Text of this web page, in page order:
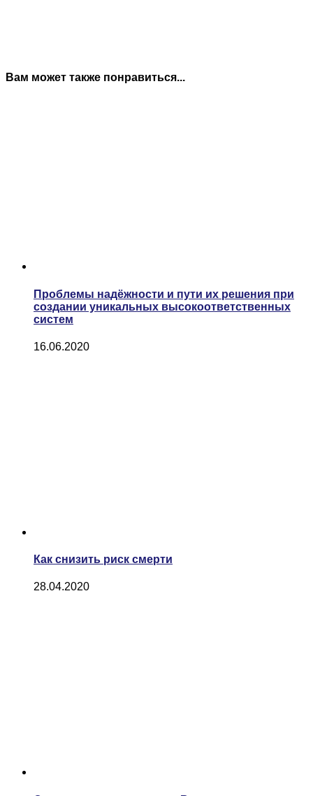
Вам может также понравиться...
Проблемы надёжности и пути их решения при
создании уникальных высокоответственных
систем
16.06.2020
Как снизить риск смерти
28.04.2020